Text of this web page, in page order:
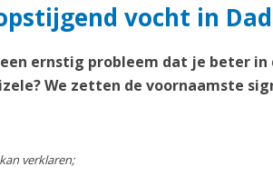
vocht in
ernstig probleem dat je beter
We zetten de voornaamste
verklaren;